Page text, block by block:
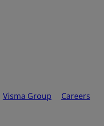
Visma Group Careers